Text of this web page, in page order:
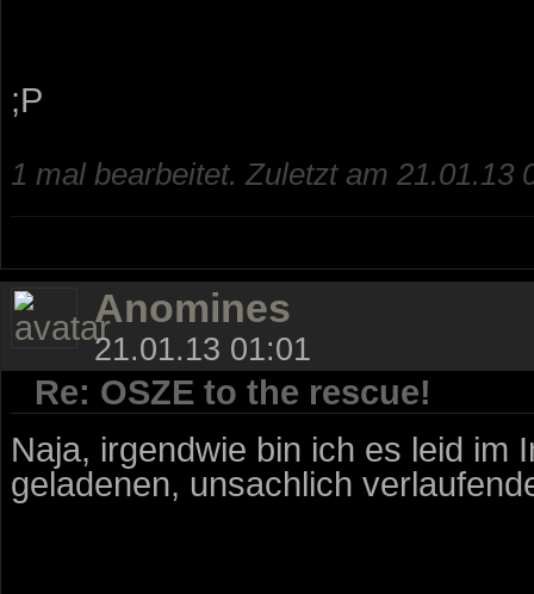
;P
1 mal bearbeitet. Zuletzt am 21.01.13
Anomines
21.01.13 01:01
Re: OSZE to the rescue!
Naja, irgendwie bin ich es leid im
geladenen, unsachlich